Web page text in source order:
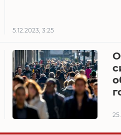
5.12.2023, 3:25